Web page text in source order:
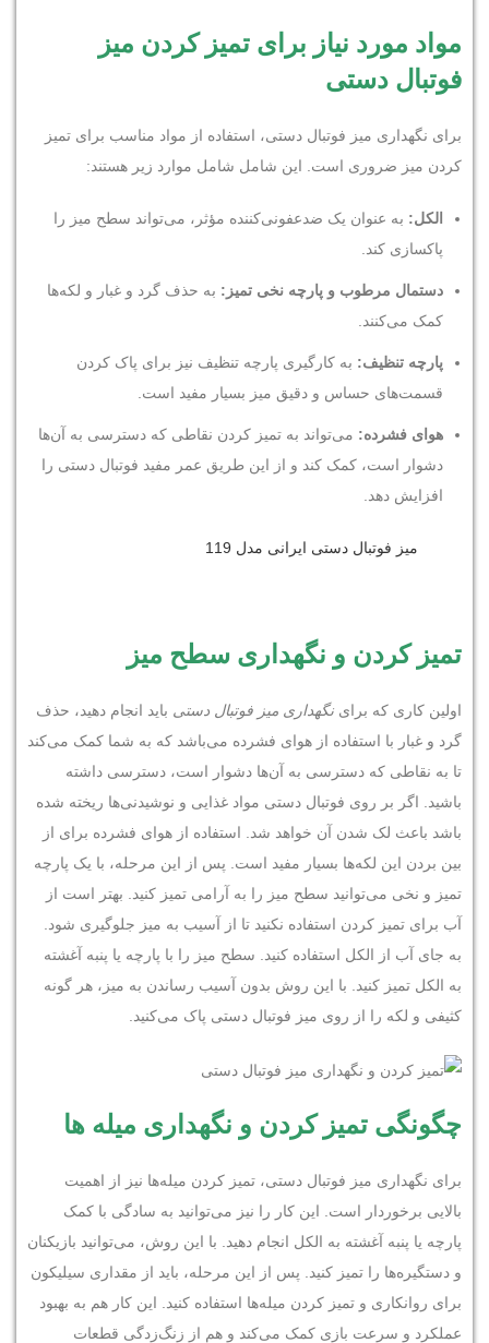
مواد مورد نیاز برای تمیز کردن میز
فوتبال دستی
برای نگهداری میز فوتبال دستی، استفاده از مواد مناسب برای تمیز
کردن میز ضروری است. این شامل شامل موارد زیر هستند:
الکل: به عنوان یک ضدعفونی‌کننده مؤثر، می‌تواند سطح میز را
پاکسازی کند.
دستمال مرطوب و پارچه نخی تمیز: به حذف گرد و غبار و لکه‌ها
کمک می‌کنند.
پارچه تنظیف: به کارگیری پارچه تنظیف نیز برای پاک کردن
قسمت‌های حساس و دقیق میز بسیار مفید است.
هوای فشرده: می‌تواند به تمیز کردن نقاطی که دسترسی به آن‌ها
دشوار است، کمک کند و از این طریق عمر مفید فوتبال دستی را
افزایش دهد.
میز فوتبال دستی ایرانی مدل 119
تمیز کردن و نگهداری سطح میز
اولین کاری که برای نگهداری میز فوتبال دستی باید انجام دهید، حذف
گرد و غبار با استفاده از هوای فشرده می‌باشد که به شما کمک می‌کند
تا به نقاطی که دسترسی به آن‌ها دشوار است، دسترسی داشته
باشید. اگر بر روی فوتبال دستی مواد غذایی و نوشیدنی‌ها ریخته شده
باشد باعث لک شدن آن خواهد شد. استفاده از هوای فشرده برای از
بین بردن این لکه‌ها بسیار مفید است. پس از این مرحله، با یک پارچه
تمیز و نخی می‌توانید سطح میز را به آرامی تمیز کنید. بهتر است از
آب برای تمیز کردن استفاده نکنید تا از آسیب به میز جلوگیری شود.
به جای آب از الکل استفاده کنید. سطح میز را با پارچه یا پنبه آغشته
به الکل تمیز کنید. با این روش بدون آسیب رساندن به میز، هر گونه
کثیفی و لکه را از روی میز فوتبال دستی پاک می‌کنید.
چگونگی تمیز کردن و نگهداری میله ها
برای نگهداری میز فوتبال دستی، تمیز کردن میله‌ها نیز از اهمیت
بالایی برخوردار است. این کار را نیز می‌توانید به سادگی با کمک
پارچه یا پنبه آغشته به الکل انجام دهید. با این روش، می‌توانید بازیکنان
و دستگیره‌ها را تمیز کنید. پس از این مرحله، باید از مقداری سیلیکون
برای روانکاری و تمیز کردن میله‌ها استفاده کنید. این کار هم به بهبود
عملکرد و سرعت بازی کمک می‌کند و هم از زنگ‌زدگی قطعات